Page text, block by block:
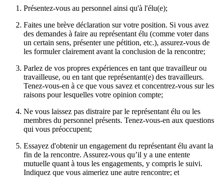
Présentez-vous au personnel ainsi qu'à l'élu(e);
Faites une brève déclaration sur votre position. Si vous avez
des demandes à faire au représentant élu (comme voter dans
un certain sens, présenter une pétition, etc.), assurez-vous de
les formuler clairement avant la conclusion de la rencontre;
Parlez de vos propres expériences en tant que travailleur ou
travailleuse, ou en tant que représentant(e) des travailleurs.
Tenez-vous-en à ce que vous savez et concentrez-vous sur les
raisons pour lesquelles votre opinion compte;
Ne vous laissez pas distraire par le représentant élu ou les
membres du personnel présents. Tenez-vous-en aux questions
qui vous préoccupent;
Essayez d'obtenir un engagement du représentant élu avant la
fin de la rencontre. Assurez-vous qu’il y a une entente
mutuelle quant à tous les engagements, y compris le suivi.
Indiquez que vous aimeriez une autre rencontre; et